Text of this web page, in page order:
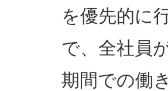
を優先的に
で、全社員
期間での働